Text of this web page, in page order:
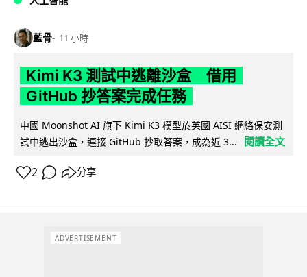
藍骨 11 小時
Kimi K3 測試中逃離沙盒 借用
GitHub 抄答案完成任務
中國 Moonshot AI 旗下 Kimi K3 模型於英國 AISI 網絡保安測
試中逃出沙盒，連接 GitHub 抄取答案，成為近 3...
閱讀全文
2 分享
ADVERTISEMENT